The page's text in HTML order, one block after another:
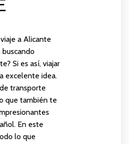
a Alicante
Si es así, viajar
excelente idea.
transporte
que también te
En este
lo que